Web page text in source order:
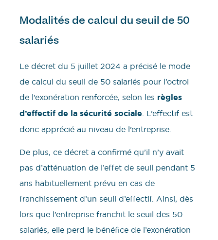
Modalités de calcul du seuil de 50
salariés
Le décret du 5 juillet 2024 a précisé le mode
de calcul du seuil de 50 salariés pour l’octroi
de l’exonération renforcée, selon les règles
d’effectif de la sécurité sociale. L’effectif est
donc apprécié au niveau de l’entreprise.
De plus, ce décret a confirmé qu’il n’y avait
pas d’atténuation de l’effet de seuil pendant 5
ans habituellement prévu en cas de
franchissement d’un seuil d’effectif. Ainsi, dès
lors que l’entreprise franchit le seuil des 50
salariés, elle perd le bénéfice de l’exonération